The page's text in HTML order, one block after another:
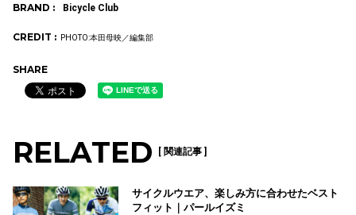
BRAND : Bicycle Club
CREDIT : PHOTO:本田母映／編集部
SHARE
RELATED [ 関連記事 ]
サイクルウエア、楽しみ方に合わせたベスト
フィット｜パールイズミ